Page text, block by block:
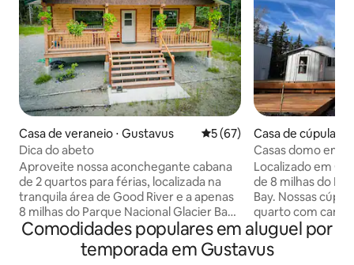
Casa de veraneio ⋅ Gustavus 5 de uma avaliação média
5 (67)
Dica do abeto
Aproveite nossa aconchegante cabana
de 2 quartos para férias, localizada na
tranquila área de Good River e a apenas
8 milhas do Parque Nacional Glacier Bay.
O chalé fica em um terreno arborizado
com trilhas nas proximidades e perto o
suficiente para ir de bicicleta a qualquer
Casa de cúpula ⋅
Casas domo em
Moose
Localizado em
de 8 milhas do
Bay. Nossas
quarto com
uma cama. A
Cozinha,
secar roupa no
Comodidades populares em aluguel por
temporada em Gustavus